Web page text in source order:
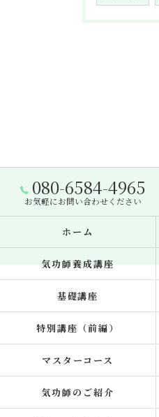
080-6584-4965
お気軽にお問い合わせください
ホーム
気功師養成講座
基礎講座
特別講座（前編）
マスターコース
気功師のご紹介